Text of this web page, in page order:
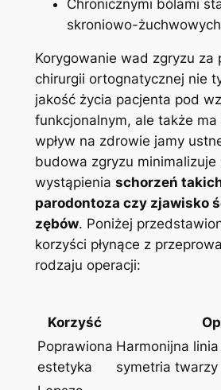
Chronicznymi bólami
skroniowo-żuchwowych
Korygowanie wad⁣ zgryzu‌ za⁢
chirurgii ortognatycznej nie
jakość życia pacjenta pod
funkcjonalnym, ale ⁢także
wpływ na‌ zdrowie jamy
budowa ‌zgryzu minimalizuje
wystąpienia schorzeń‍
parodontoza czy zjawisko
zębów. ‍Poniżej
korzyści płynące z
‍rodzaju operacji:
Korzyść
Poprawiona
estetyka
Harmonijna
symetria twarzy